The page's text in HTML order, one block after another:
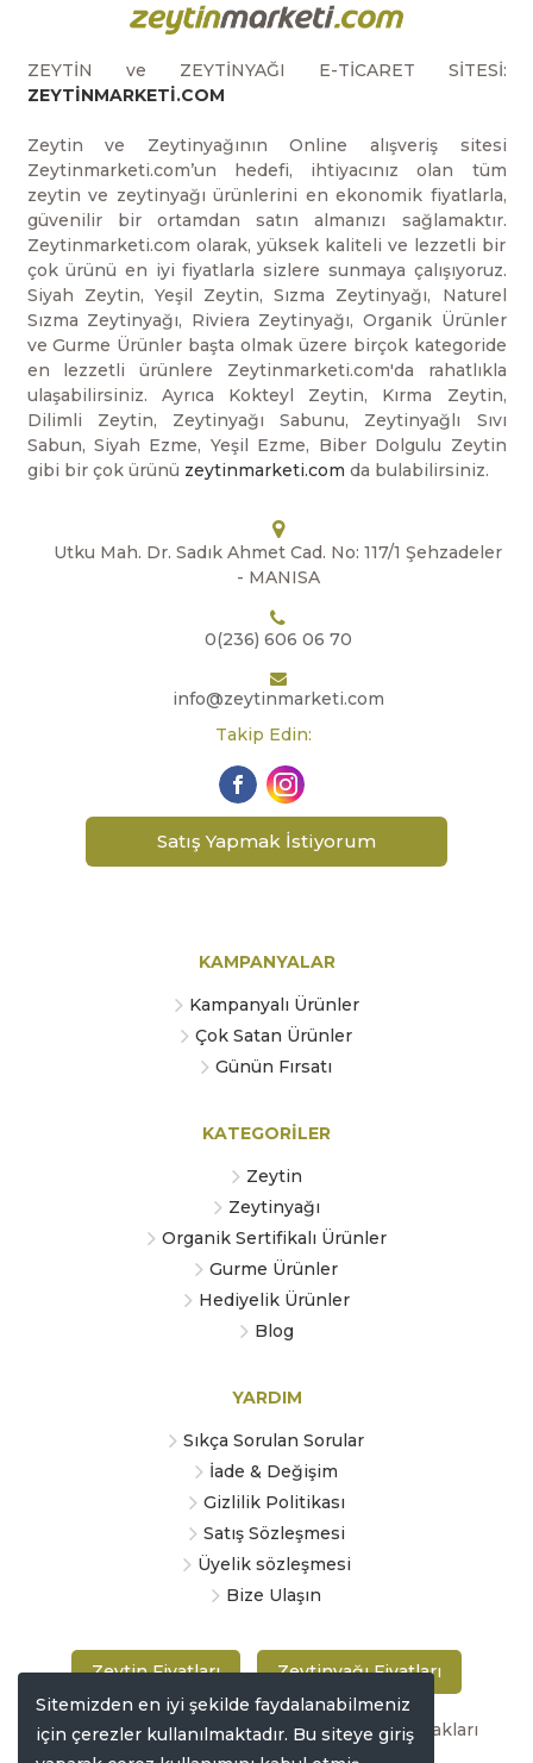
ZEYTİN ve ZEYTİNYAĞI E-TİCARET SİTESİ:
ZEYTİNMARKETİ.COM
Zeytin ve Zeytinyağının Online alışveriş sitesi
Zeytinmarketi.com’un hedefi, ihtiyacınız olan tüm
zeytin ve zeytinyağı ürünlerini en ekonomik fiyatlarla,
güvenilir bir ortamdan satın almanızı sağlamaktır.
Zeytinmarketi.com olarak, yüksek kaliteli ve lezzetli bir
çok ürünü en iyi fiyatlarla sizlere sunmaya çalışıyoruz.
Siyah Zeytin, Yeşil Zeytin, Sızma Zeytinyağı, Naturel
Sızma Zeytinyağı, Riviera Zeytinyağı, Organik Ürünler
ve Gurme Ürünler başta olmak üzere birçok kategoride
en lezzetli ürünlere Zeytinmarketi.com'da rahatlıkla
ulaşabilirsiniz. Ayrıca Kokteyl Zeytin, Kırma Zeytin,
Dilimli Zeytin, Zeytinyağı Sabunu, Zeytinyağlı Sıvı
Sabun, Siyah Ezme, Yeşil Ezme, Biber Dolgulu Zeytin
gibi bir çok ürünü zeytinmarketi.com da bulabilirsiniz.
Utku Mah. Dr. Sadık Ahmet Cad. No: 117/1 Şehzadeler
- MANISA
0(236) 606 06 70
info@zeytinmarketi.com
Takip Edin:
Satış Yapmak İstiyorum
KAMPANYALAR
Kampanyalı Ürünler
Çok Satan Ürünler
Günün Fırsatı
KATEGORİLER
Zeytin
Zeytinyağı
Organik Sertifikalı Ürünler
Gurme Ürünler
Hediyelik Ürünler
Blog
YARDIM
Sıkça Sorulan Sorular
İade & Değişim
Gizlilik Politikası
Satış Sözleşmesi
Üyelik sözleşmesi
Bize Ulaşın
Zeytin Fiyatları Zeytinyağı Fiyatları
Copyright © 2019 zeytinmarketi.com Tüm hakları
saklıdır
Sitemizden en iyi şekilde faydalanabilmeniz
için çerezler kullanılmaktadır. Bu siteye giriş